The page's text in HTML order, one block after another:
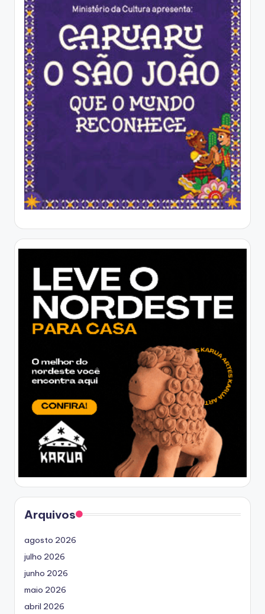
Arquivos
agosto 2026
julho 2026
junho 2026
maio 2026
abril 2026